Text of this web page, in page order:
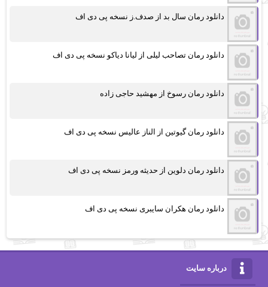
دانلود رمان سال بد از صدف.ز نسخه پی دی اف
دانلود رمان تصاحب لیلی از لیانا دیاکو نسخه پی دی اف
دانلود رمان رسوخ از مهشید حاجی زاده
دانلود رمان گیوتین از الناز عالیس نسخه پی دی اف
دانلود رمان دلوین از حدیثه ورمز نسخه پی دی اف
دانلود رمان هکران سایبری نسخه پی دی اف
درباره سایت